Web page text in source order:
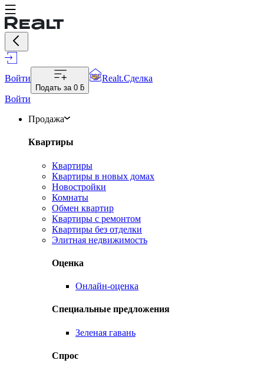
Войти
Подать за 0 ƃ
Realt.Сделка
Войти
Продажа
Квартиры
Квартиры
Квартиры в новых домах
Новостройки
Комнаты
Обмен квартир
Квартиры с ремонтом
Квартиры без отделки
Элитная недвижимость
Оценка
Онлайн-оценка
Специальные предложения
Зеленая гавань
Спрос